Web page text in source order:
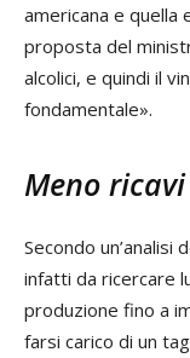
americana e quella
proposta del
alcolici, e quindi il
fondamentale».
Meno
Secondo un’analisi
infatti da ricercare
produzione fino a
farsi carico di un